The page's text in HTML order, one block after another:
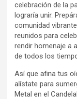
celebración de la
lograría unir.
comunidad
reunidos para
rendir homenaje a
de todos los
Así que afina tus
alístate para
Metal en el